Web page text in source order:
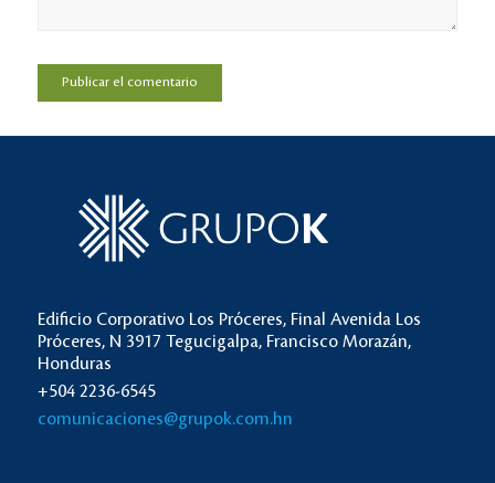
Edificio Corporativo Los Próceres, Final Avenida Los
Próceres, N 3917 Tegucigalpa, Francisco Morazán,
Honduras
+504 2236-6545
comunicaciones@grupok.com.hn